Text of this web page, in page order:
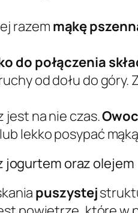
razem mąkę
do połączenia
od dołu do
jest na nie czas.
lekko posypać
jogurtem oraz olejem
puszystej